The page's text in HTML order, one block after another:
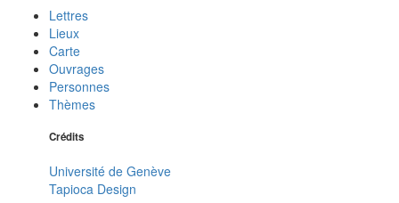
Lettres
Lieux
Carte
Ouvrages
Personnes
Thèmes
Crédits
Université de Genève
Tapioca Design